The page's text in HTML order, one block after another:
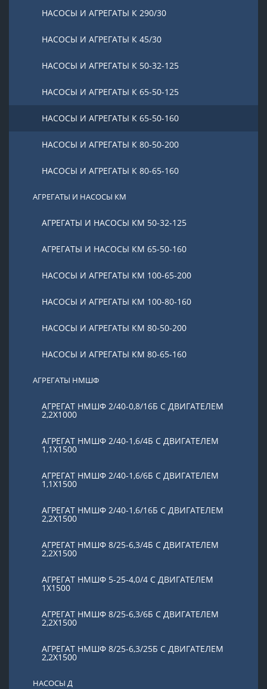
НАСОСЫ И АГРЕГАТЫ К 290/30
НАСОСЫ И АГРЕГАТЫ К 45/30
НАСОСЫ И АГРЕГАТЫ К 50-32-125
НАСОСЫ И АГРЕГАТЫ К 65-50-125
НАСОСЫ И АГРЕГАТЫ К 65-50-160
НАСОСЫ И АГРЕГАТЫ К 80-50-200
НАСОСЫ И АГРЕГАТЫ К 80-65-160
АГРЕГАТЫ И НАСОСЫ КМ
АГРЕГАТЫ И НАСОСЫ КМ 50-32-125
АГРЕГАТЫ И НАСОСЫ КМ 65-50-160
НАСОСЫ И АГРЕГАТЫ КМ 100-65-200
НАСОСЫ И АГРЕГАТЫ КМ 100-80-160
НАСОСЫ И АГРЕГАТЫ КМ 80-50-200
НАСОСЫ И АГРЕГАТЫ КМ 80-65-160
АГРЕГАТЫ НМШФ
АГРЕГАТ НМШФ 2/40-0,8/16Б С ДВИГАТЕЛЕМ
2,2Х1000
АГРЕГАТ НМШФ 2/40-1,6/4Б С ДВИГАТЕЛЕМ
1,1Х1500
АГРЕГАТ НМШФ 2/40-1,6/6Б С ДВИГАТЕЛЕМ
1,1Х1500
АГРЕГАТ НМШФ 2/40-1,6/16Б С ДВИГАТЕЛЕМ
2,2Х1500
АГРЕГАТ НМШФ 8/25-6,3/4Б С ДВИГАТЕЛЕМ
2,2Х1500
АГРЕГАТ НМШФ 5-25-4,0/4 С ДВИГАТЕЛЕМ
1Х1500
АГРЕГАТ НМШФ 8/25-6,3/6Б С ДВИГАТЕЛЕМ
2,2Х1500
АГРЕГАТ НМШФ 8/25-6,3/25Б С ДВИГАТЕЛЕМ
2,2Х1500
НАСОСЫ Д